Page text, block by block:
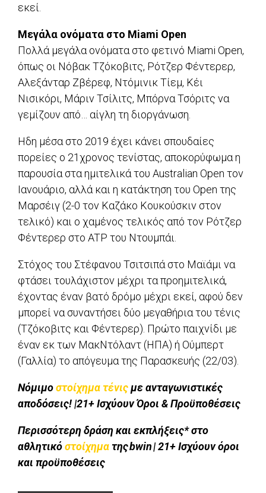
εκεί.
Μεγάλα ονόματα στο Miami Open
Πολλά μεγάλα ονόματα στο φετινό Miami Open,
όπως οι Νόβακ Τζόκοβιτς, Ρότζερ Φέντερερ,
Αλεξάνταρ Ζβέρεφ, Ντόμινικ Τίεμ, Κέι
Νισικόρι, Μάριν Τσίλιτς, Μπόρνα Τσόριτς να
γεμίζουν από… αίγλη τη διοργάνωση.
Ηδη μέσα στο 2019 έχει κάνει σπουδαίες
πορείες ο 21χρονος τενίστας, αποκορύφωμα η
παρουσία στα ημιτελικά του Australian Open τον
Ιανουάριο, αλλά και η κατάκτηση του Open της
Μαρσέιγ (2-0 τον Καζάκο Κουκούσκιν στον
τελικό) και ο χαμένος τελικός από τον Ρότζερ
Φέντερερ στο ATP του Ντουμπάι.
Στόχος του Στέφανου Τσιτσιπά στο Μαϊάμι να
φτάσει τουλάχιστον μέχρι τα προημιτελικά,
έχοντας έναν βατό δρόμο μέχρι εκεί, αφού δεν
μπορεί να συναντήσει δύο μεγαθήρια του τένις
(Τζόκοβιτς και Φέντερερ). Πρώτο παιχνίδι με
έναν εκ των ΜακΝτόλαντ (ΗΠΑ) ή Ούμπερτ
(Γαλλία) το απόγευμα της Παρασκευής (22/03).
Νόμιμοστοίχημα τένιςμε ανταγωνιστικές
αποδόσεις! |21+ Ισχύουν Όροι & Προϋποθέσεις
Περισσότερη δράση και εκπλήξεις* στο
αθλητικόστοίχηματης bwin | 21+ Ισχύουν όροι
και προϋποθέσεις